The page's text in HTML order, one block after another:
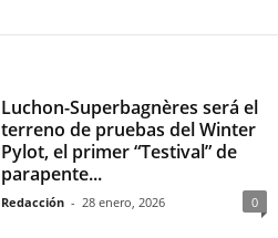
Luchon-Superbagnères será el
terreno de pruebas del Winter
Pylot, el primer “Testival” de
parapente...
Redacción - 28 enero, 2026 0